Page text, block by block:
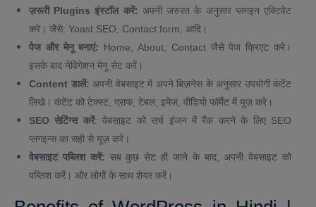
ज़रूरी Plugins इंस्टॉल करें: अपनी जरुरत के अनुसार प्लगइन एक्टिवेट
करे। जैसे: Yoast SEO, Contact form, आदि।
पेज और मेनू बनाएं:
Home, About, Contact जैसे पेज क्रिएट करे।
इसके बाद नेविगेशन मेनू सेट करें।
Content डालें: अपनी वेबसाइट में अपने बिज़नेस के अनुसार उपयोगी कंटेंट
लिखे। कंटेंट को टेक्स्ट, ग्राफ, टेबल, इमेज, वीडियो फॉर्मेट में यूज़ करे।
SEO सेटिंग्स करें: वेबसाइट को सर्च इंजन में रैंक करने के लिए SEO
प्लगइन्स का सही से यूज़ करें।
वेबसाइट पब्लिश करें: सब कुछ सेट हो जाने के बाद, अपनी वेबसाइट को
पब्लिश करें। और लोगों के साथ शेयर करें।